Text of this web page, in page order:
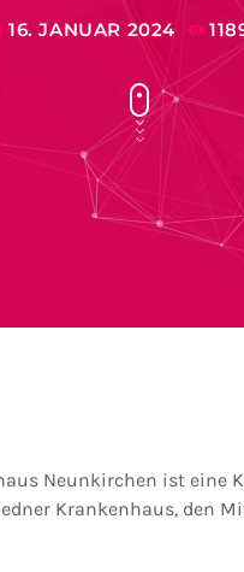
16. JANUAR 2024
Neunkirchen ist eine
Krankenhaus, den